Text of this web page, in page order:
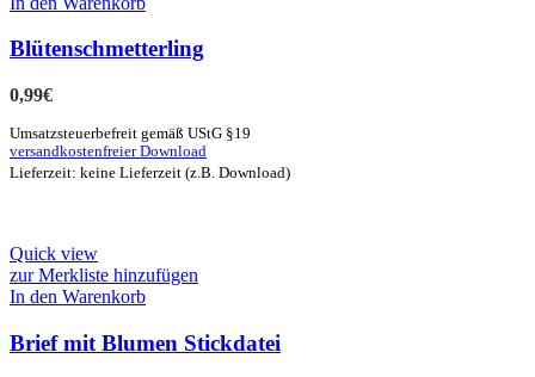
Blütenschmetterling
0,99€
Umsatzsteuerbefreit gemäß UStG §19
versandkostenfreier Download
Lieferzeit: keine Lieferzeit (z.B. Download)
Quick view
zur Merkliste hinzufügen
In den Warenkorb
Brief mit Blumen Stickdatei